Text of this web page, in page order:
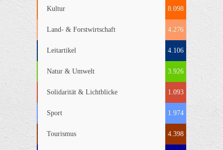
Kultur 8.098
Land- & Forstwirtschaft 4.276
Leitartikel 4.106
Natur & Umwelt 3.926
Solidarität & Lichtblicke 1.093
Sport 1.974
Tourismus 4.398